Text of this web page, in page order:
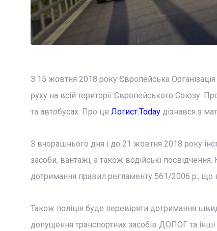
З 15 жовтня 2018 року Європейська
руху на всій території Європейського Союзу.
та автобусах. Про це Логист.Todayдізнався з
З вчорашнього дня і до 21 жовтня 2018 року
засоби, вантажі, а також водійські
дотримання правил регламенту 561/2006 р., що
Також поліція буде перевіряти дотримання
допущення транспортних засобів ДОПОГ та